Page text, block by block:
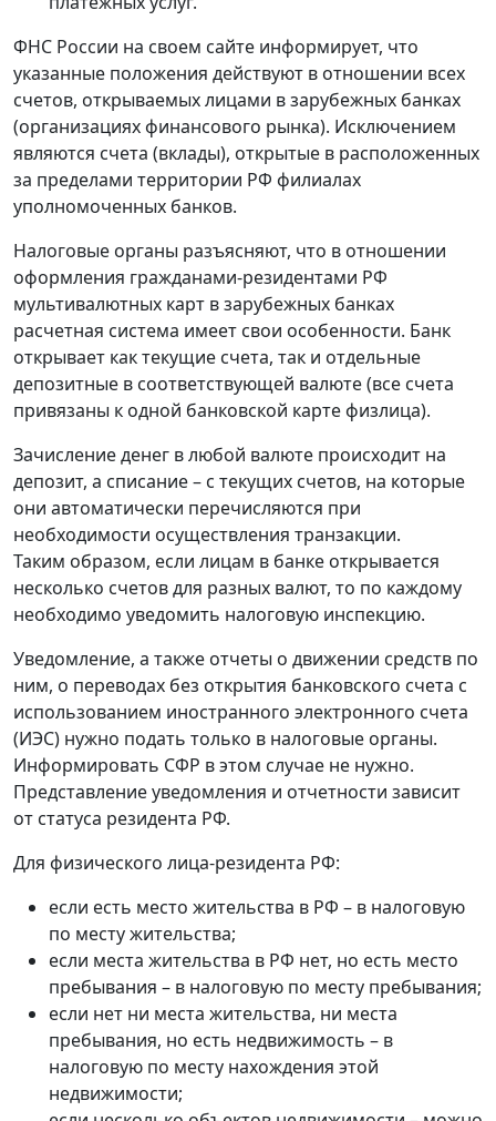
ФНС России на своем сайте информирует, что
указанные положения действуют в отношении всех
счетов, открываемых лицами в зарубежных банках
(организациях финансового рынка). Исключением
являются счета (вклады), открытые в расположенных
за пределами территории РФ филиалах
уполномоченных банков.
Налоговые органы разъясняют, что в отношении
оформления гражданами-резидентами РФ
мультивалютных карт в зарубежных банках
расчетная система имеет свои особенности. Банк
открывает как текущие счета, так и отдельные
депозитные в соответствующей валюте (все счета
привязаны к одной банковской карте физлица).
Зачисление денег в любой валюте происходит на
депозит, а списание – с текущих счетов, на которые
они автоматически перечисляются при
необходимости осуществления транзакции.
Таким образом, если лицам в банке открывается
несколько счетов для разных валют, то по каждому
необходимо уведомить налоговую инспекцию.
Уведомление, а также отчеты о движении средств по
ним, о переводах без открытия банковского счета с
использованием иностранного электронного счета
(ИЭС) нужно подать только в налоговые органы.
Информировать СФР в этом случае не нужно.
Представление уведомления и отчетности зависит
от статуса резидента РФ.
Для физического лица-резидента РФ:
если есть место жительства в РФ – в налоговую
по месту жительства;
если места жительства в РФ нет, но есть место
пребывания – в налоговую по месту пребывания;
если нет ни места жительства, ни места
пребывания, но есть недвижимость – в
налоговую по месту нахождения этой
недвижимости;